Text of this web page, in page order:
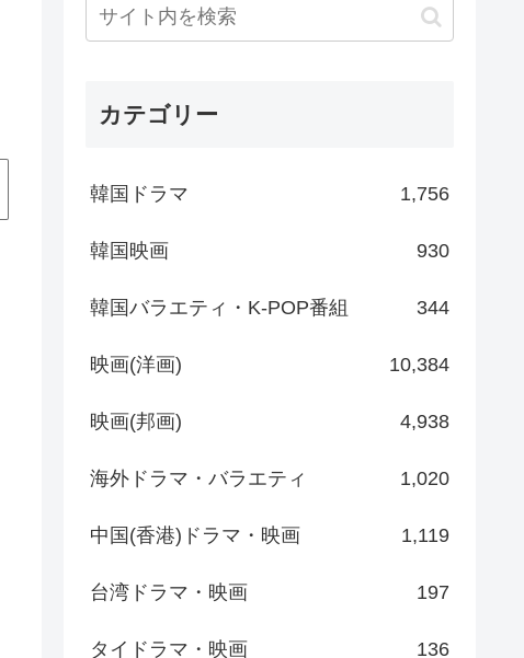
カテゴリー
韓国ドラマ 1,756
韓国映画 930
韓国バラエティ・K-POP番組 344
映画(洋画) 10,384
映画(邦画) 4,938
海外ドラマ・バラエティ 1,020
中国(香港)ドラマ・映画 1,119
台湾ドラマ・映画 197
タイドラマ・映画 136